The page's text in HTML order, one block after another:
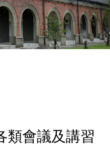
類會議及講習